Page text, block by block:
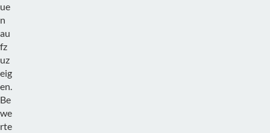
ue
n
au
fz
uz
eig
en.
Be
we
rte